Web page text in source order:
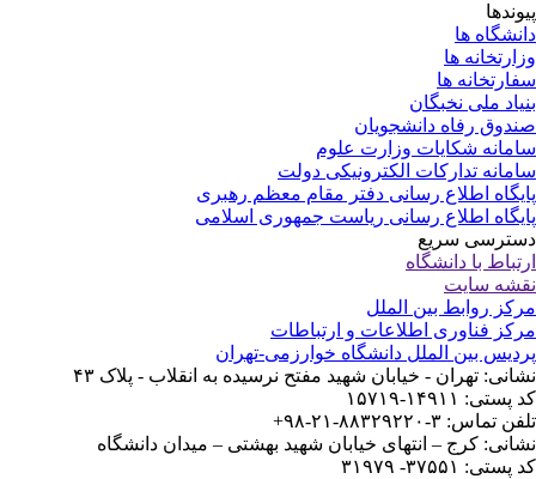
ها
ها
ها
ملی نخبگان
رفاه دانشجویان
شکایات وزارت علوم
تدارکات الکترونیکی دولت
اطلاع رسانی دفتر مقام معظم رهبری
اطلاع رسانی ریاست جمهوری اسلامی
سریع
با دانشگاه
سایت
روابط بین الملل
فناوری اطلاعات و ارتباطات
بین الملل دانشگاه خوارزمی-تهران
تهران - خیابان شهید مفتح نرسیده به انقلاب - پلاک ۴۳
۱۴۹۱۱-۱۵۷۱۹
تماس: ۳-۸۸۳۲۹۲۲۰-۲۱-۹۸+
کرج – انتهای خیابان شهید بهشتی – میدان دانشگاه
۳۷۵۵۱- ۳۱۹۷۹